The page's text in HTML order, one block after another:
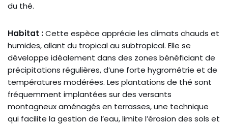
du thé.
Habitat :Cette espèce apprécie les climats chauds et
humides, allant du tropical au subtropical. Elle se
développe idéalement dans des zones bénéficiant de
précipitations régulières, d’une forte hygrométrie et de
températures modérées. Les plantations de thé sont
fréquemment implantées sur des versants
montagneux aménagés en terrasses, une technique
qui facilite la gestion de l’eau, limite l’érosion des sols et